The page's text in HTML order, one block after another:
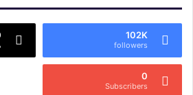
102K
followers
0
Subscribers